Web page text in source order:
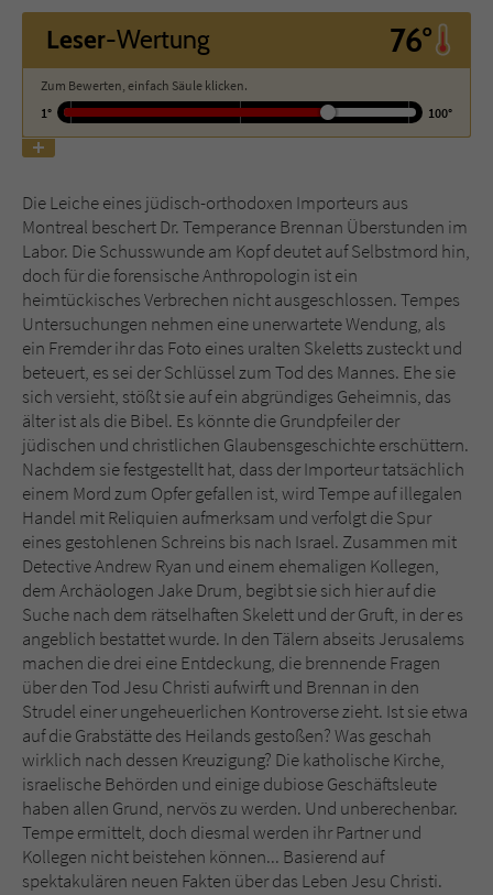
Leser-Wertung 76°
Zum Bewerten, einfach Säule klicken.
1°
100°
Die Leiche eines jüdisch-orthodoxen Importeurs aus
Montreal beschert Dr. Temperance Brennan Überstunden im
Labor. Die Schusswunde am Kopf deutet auf Selbstmord hin,
doch für die forensische Anthropologin ist ein
heimtückisches Verbrechen nicht ausgeschlossen. Tempes
Untersuchungen nehmen eine unerwartete Wendung, als
ein Fremder ihr das Foto eines uralten Skeletts zusteckt und
beteuert, es sei der Schlüssel zum Tod des Mannes. Ehe sie
sich versieht, stößt sie auf ein abgründiges Geheimnis, das
älter ist als die Bibel. Es könnte die Grundpfeiler der
jüdischen und christlichen Glaubensgeschichte erschüttern.
Nachdem sie festgestellt hat, dass der Importeur tatsächlich
einem Mord zum Opfer gefallen ist, wird Tempe auf illegalen
Handel mit Reliquien aufmerksam und verfolgt die Spur
eines gestohlenen Schreins bis nach Israel. Zusammen mit
Detective Andrew Ryan und einem ehemaligen Kollegen,
dem Archäologen Jake Drum, begibt sie sich hier auf die
Suche nach dem rätselhaften Skelett und der Gruft, in der es
angeblich bestattet wurde. In den Tälern abseits Jerusalems
machen die drei eine Entdeckung, die brennende Fragen
über den Tod Jesu Christi aufwirft und Brennan in den
Strudel einer ungeheuerlichen Kontroverse zieht. Ist sie etwa
auf die Grabstätte des Heilands gestoßen? Was geschah
wirklich nach dessen Kreuzigung? Die katholische Kirche,
israelische Behörden und einige dubiose Geschäftsleute
haben allen Grund, nervös zu werden. Und unberechenbar.
Tempe ermittelt, doch diesmal werden ihr Partner und
Kollegen nicht beistehen können... Basierend auf
spektakulären neuen Fakten über das Leben Jesu Christi.
Name tx_pwcomments_ahash
Anbieter Literatur-Couch Medien GmbH & Co. KG
Laufzeit
Zweck Cookie für Kommentare einzelner Buchtitel
Name fe_typo_user
Anbieter Literatur-Couch Medien GmbH & Co. KG
Laufzeit Session
Zweck
Dieses Cookie gewährleistet die
Kommunikation der Webseite mit dem
Benutzer. Es wird benötigt um z. B. den
Sicherheitscode des Kontaktformulars zu
überprüfen.